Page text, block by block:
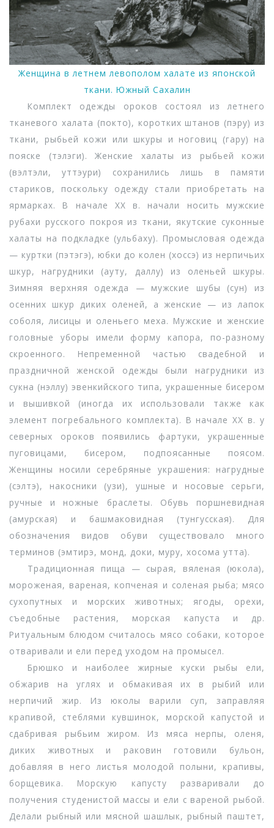
Женщина в летнем левополом халате из японской
ткани. Южный Сахалин
Комплект одежды ороков состоял из летнего
тканевого халата (покто), коротких штанов (пэру) из
ткани, рыбьей кожи или шкуры и ноговиц (гару) на
пояске (тэлэги). Женские халаты из рыбьей кожи
(вэлтэли, уттэури) сохранились лишь в памяти
стариков, поскольку одежду стали приобретать на
ярмарках. В начале ХХ в. начали носить мужские
рубахи русского покроя из ткани, якутские суконные
халаты на подкладке (ульбаху). Промысловая одежда
— куртки (пэтэгэ), юбки до колен (хоссэ) из нерпичьих
шкур, нагрудники (ауту, даллу) из оленьей шкуры.
Зимняя верхняя одежда — мужские шубы (сун) из
осенних шкур диких оленей, а женские — из лапок
соболя, лисицы и оленьего меха. Мужские и женские
головные уборы имели форму капора, по-разному
скроенного. Непременной частью свадебной и
праздничной женской одежды были нагрудники из
сукна (нэллу) эвенкийского типа, украшенные бисером
и вышивкой (иногда их использовали также как
элемент погребального комплекта). В начале ХХ в. у
северных ороков появились фартуки, украшенные
пуговицами, бисером, подпоясанные поясом.
Женщины носили серебряные украшения: нагрудные
(сэлтэ), накосники (узи), ушные и носовые серьги,
ручные и ножные браслеты. Обувь поршневидная
(амурская) и башмаковидная (тунгусская). Для
обозначения видов обуви существовало много
терминов (эмтирэ, монд, доки, муру, хосома утта).
Традиционная пища — сырая, вяленая (юкола),
мороженая, вареная, копченая и соленая рыба; мясо
сухопутных и морских животных; ягоды, орехи,
съедобные растения, морская капуста и др.
Ритуальным блюдом считалось мясо собаки, которое
отваривали и ели перед уходом на промысел.
Брюшко и наиболее жирные куски рыбы ели,
обжарив на углях и обмакивая их в рыбий или
нерпичий жир. Из юколы варили суп, заправляя
крапивой, стеблями кувшинок, морской капустой и
сдабривая рыбьим жиром. Из мяса нерпы, оленя,
диких животных и раковин готовили бульон,
добавляя в него листья молодой полыни, крапивы,
борщевика. Морскую капусту разваривали до
получения студенистой массы и ели с вареной рыбой.
Делали рыбный или мясной шашлык, рыбный паштет,